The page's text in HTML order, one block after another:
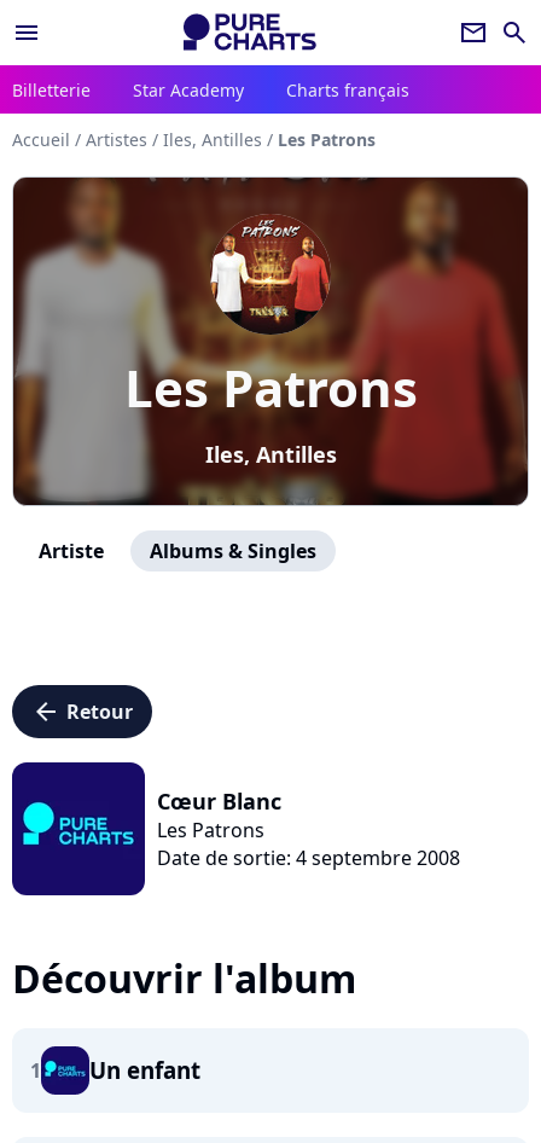
menu newsletter search
Billetterie Star Academy Charts français
Accueil / Artistes / Iles, Antilles / Les Patrons
Les Patrons
Iles, Antilles
Artiste Albums & Singles
arrow_left Retour
Cœur Blanc
Les Patrons
Date de sortie: 4 septembre 2008
Découvrir l'album
1 Un enfant